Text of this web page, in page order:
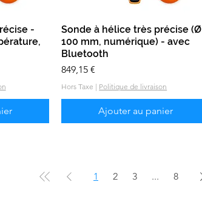
-
Aperçu rapide
Sonde à hélice très précise (Ø
100 mm, numérique) - avec
Bluetooth
Prix
849,15 €
Hors Taxe | Politique de livraison
Ajouter au panier
1 2 3 ... 8